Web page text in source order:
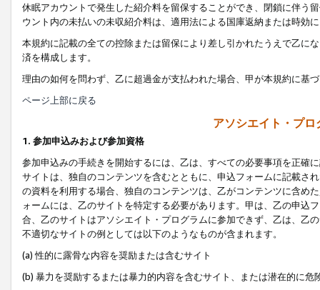
休眠アカウントで発生した紹介料を留保することができ、閉鎖に伴う
ウント内の未払いの未収紹介料は、適用法による国庫返納または時効
本規約に記載の全ての控除または留保により差し引かれたうえで乙に
済を構成します。
理由の如何を問わず、乙に超過金が支払われた場合、甲が本規約に基
ページ上部に戻る
アソシエイト・プ
1. 参加申込みおよび参加資格
参加申込みの手続きを開始するには、乙は、すべての必要事項を正確
サイトは、独自のコンテンツを含むとともに、申込フォームに記載さ
の資料を利用する場合、独自のコンテンツは、乙がコンテンツに含め
ォームには、乙のサイトを特定する必要があります。甲は、乙の申込
合、乙のサイトはアソシエイト・プログラムに参加できず、乙は、乙
不適切なサイトの例としては以下のようなものが含まれます。
(a) 性的に露骨な内容を奨励または含むサイト
(b) 暴力を奨励するまたは暴力的内容を含むサイト、または潜在的に